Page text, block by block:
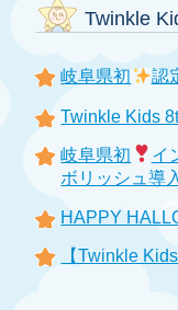
Twinkle
岐阜県初 認
Twinkle Kids
岐阜県初
イ
ボリッシュ導
HAPPY
【Twinkle